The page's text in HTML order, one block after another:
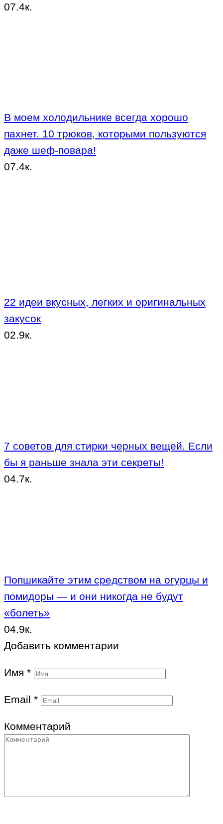
07.4к.
В моем холодильнике всегда хорошо
пахнет. 10 трюков, которыми пользуются
даже шеф-повара!
07.4к.
22 идеи вкусных, легких и оригинальных
закусок
02.9к.
7 советов для стирки черных вещей. Если
бы я раньше знала эти секреты!
04.7к.
Попшикайте этим средством на огурцы и
помидоры — и они никогда не будут
«болеть»
04.9к.
Добавить комментарии
Имя *
Email *
Комментарий